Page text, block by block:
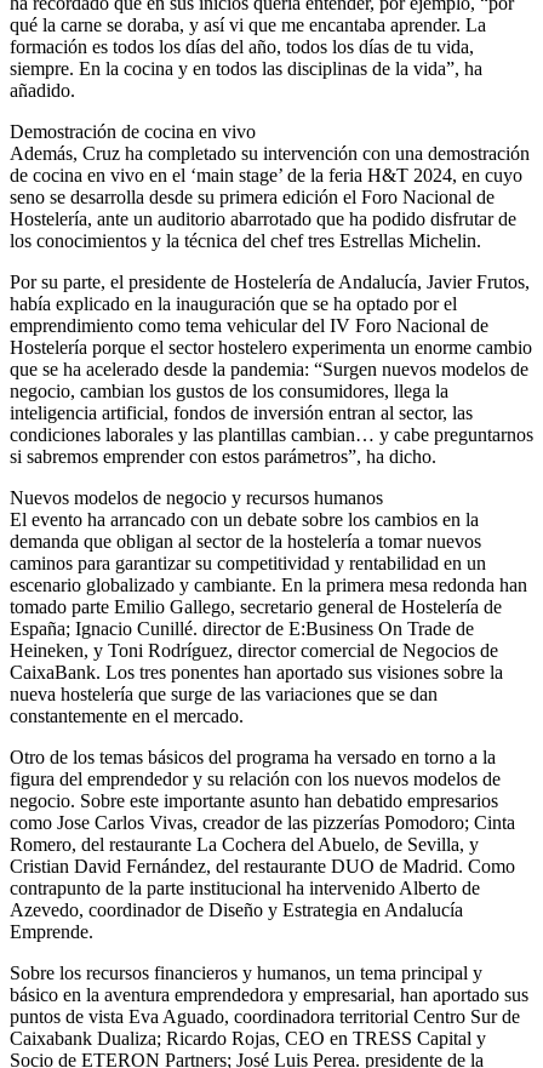
qué la carne se doraba, y así vi que me encantaba aprender. La
formación es todos los días del año, todos los días de tu vida,
siempre. En la cocina y en todos las disciplinas de la vida”, ha
añadido.
Demostración de cocina en vivo
Además, Cruz ha completado su intervención con una demostración
de cocina en vivo en el ‘main stage’ de la feria H&T 2024, en cuyo
seno se desarrolla desde su primera edición el Foro Nacional de
Hostelería, ante un auditorio abarrotado que ha podido disfrutar de
los conocimientos y la técnica del chef tres Estrellas Michelin.
Por su parte, el presidente de Hostelería de Andalucía, Javier Frutos,
había explicado en la inauguración que se ha optado por el
emprendimiento como tema vehicular del IV Foro Nacional de
Hostelería porque el sector hostelero experimenta un enorme cambio
que se ha acelerado desde la pandemia: “Surgen nuevos modelos de
negocio, cambian los gustos de los consumidores, llega la
inteligencia artificial, fondos de inversión entran al sector, las
condiciones laborales y las plantillas cambian… y cabe preguntarnos
si sabremos emprender con estos parámetros”, ha dicho.
Nuevos modelos de negocio y recursos humanos
El evento ha arrancado con un debate sobre los cambios en la
demanda que obligan al sector de la hostelería a tomar nuevos
caminos para garantizar su competitividad y rentabilidad en un
escenario globalizado y cambiante. En la primera mesa redonda han
tomado parte Emilio Gallego, secretario general de Hostelería de
España; Ignacio Cunillé. director de E:Business On Trade de
Heineken, y Toni Rodríguez, director comercial de Negocios de
CaixaBank. Los tres ponentes han aportado sus visiones sobre la
nueva hostelería que surge de las variaciones que se dan
constantemente en el mercado.
Otro de los temas básicos del programa ha versado en torno a la
figura del emprendedor y su relación con los nuevos modelos de
negocio. Sobre este importante asunto han debatido empresarios
como Jose Carlos Vivas, creador de las pizzerías Pomodoro; Cinta
Romero, del restaurante La Cochera del Abuelo, de Sevilla, y
Cristian David Fernández, del restaurante DUO de Madrid. Como
contrapunto de la parte institucional ha intervenido Alberto de
Azevedo, coordinador de Diseño y Estrategia en Andalucía
Emprende.
Sobre los recursos financieros y humanos, un tema principal y
básico en la aventura emprendedora y empresarial, han aportado sus
puntos de vista Eva Aguado, coordinadora territorial Centro Sur de
Caixabank Dualiza; Ricardo Rojas, CEO en TRESS Capital y
Socio de ETERON Partners; José Luis Perea. presidente de la